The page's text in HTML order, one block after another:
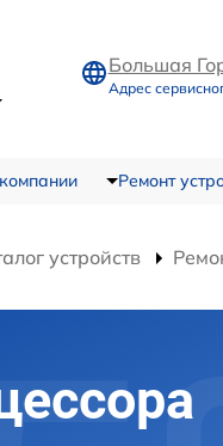
Большая
Адрес
Ремонт
устройств